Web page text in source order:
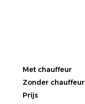
Met chauffeur
Zonder chauffeur
Prijs